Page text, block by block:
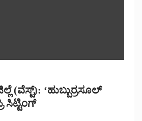
(ವೆಸ್ಟ್): ‘ಹುಬ್ಬುರ್ರಸೂಲ್
ಸಿಟ್ಟಿಂಗ್